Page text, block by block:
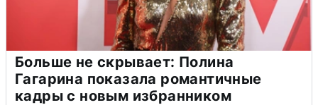
Больше не скрывает: Полина
Гагарина показала романтичные
кадры с новым избранником